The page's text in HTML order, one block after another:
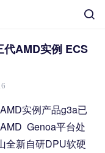
AMD实例 ECS
实例产品g3a已
Genoa平台处
全新自研DPU软硬